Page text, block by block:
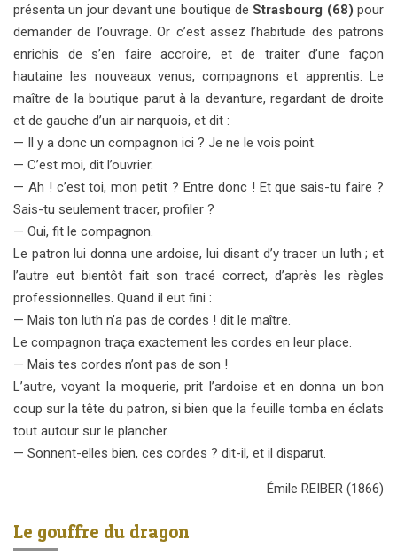
présenta un jour devant une boutique deStrasbourg (68) pour
demander de l’ouvrage. Or c’est assez l’habitude des patrons
enrichis de s’en faire accroire, et de traiter d’une façon
hautaine les nouveaux venus, compagnons et apprentis. Le
maître de la boutique parut à la devanture, regardant de droite
et de gauche d’un air narquois, et dit :
— Il y a donc un compagnon ici ? Je ne le vois point.
— C’est moi, dit l’ouvrier.
— Ah ! c’est toi, mon petit ? Entre donc ! Et que sais-tu faire ?
Sais-tu seulement tracer, profiler ?
— Oui, fit le compagnon.
Le patron lui donna une ardoise, lui disant d’y tracer un luth ; et
l’autre eut bientôt fait son tracé correct, d’après les règles
professionnelles. Quand il eut fini :
— Mais ton luth n’a pas de cordes ! dit le maître.
Le compagnon traça exactement les cordes en leur place.
— Mais tes cordes n’ont pas de son !
L’autre, voyant la moquerie, prit l’ardoise et en donna un bon
coup sur la tête du patron, si bien que la feuille tomba en éclats
tout autour sur le plancher.
— Sonnent-elles bien, ces cordes ? dit-il, et il disparut.
Émile REIBER (1866)
Le gouffre du dragon